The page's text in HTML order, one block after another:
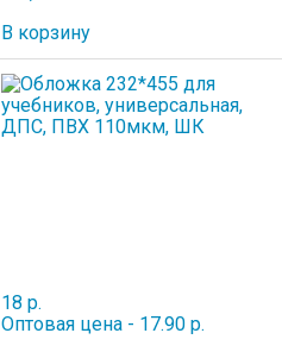
В корзину
18 р.
Оптовая цена - 17.90 р.